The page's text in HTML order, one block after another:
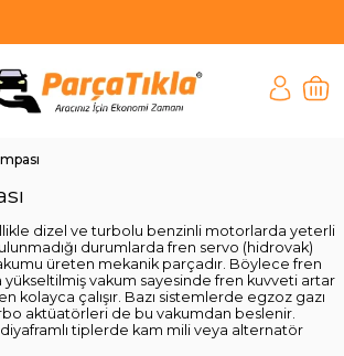
dizel ve turbolu benzinli motorlarda yeterli
durumlarda fren servo (hidrovak)
üreten mekanik parçadır. Böylece fren
yükseltilmiş vakum sayesinde fren kuvveti artar
kolayca çalışır. Bazı sistemlerde egzoz gazı
aktüatörleri de bu vakumdan beslenir.
diyaframlı tiplerde kam mili veya alternatör